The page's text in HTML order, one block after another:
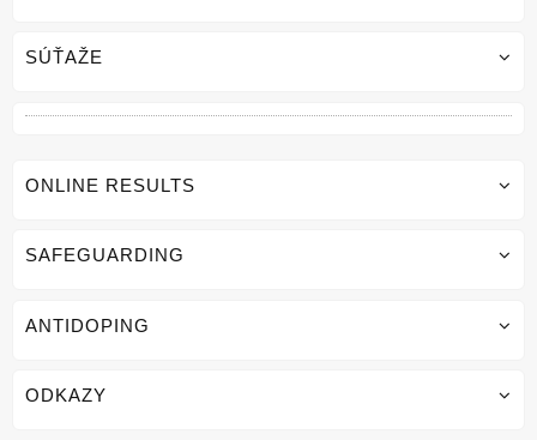
SÚŤAŽE
ONLINE RESULTS
SAFEGUARDING
ANTIDOPING
ODKAZY